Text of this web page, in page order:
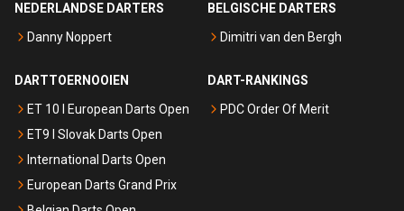
NEDERLANDSE DARTERS
Danny Noppert
BELGISCHE DARTERS
Dimitri van den Bergh
DARTTOERNOOIEN
ET 10 I European Darts Open
ET9 I Slovak Darts Open
International Darts Open
European Darts Grand Prix
DART-RANKINGS
PDC Order Of Merit